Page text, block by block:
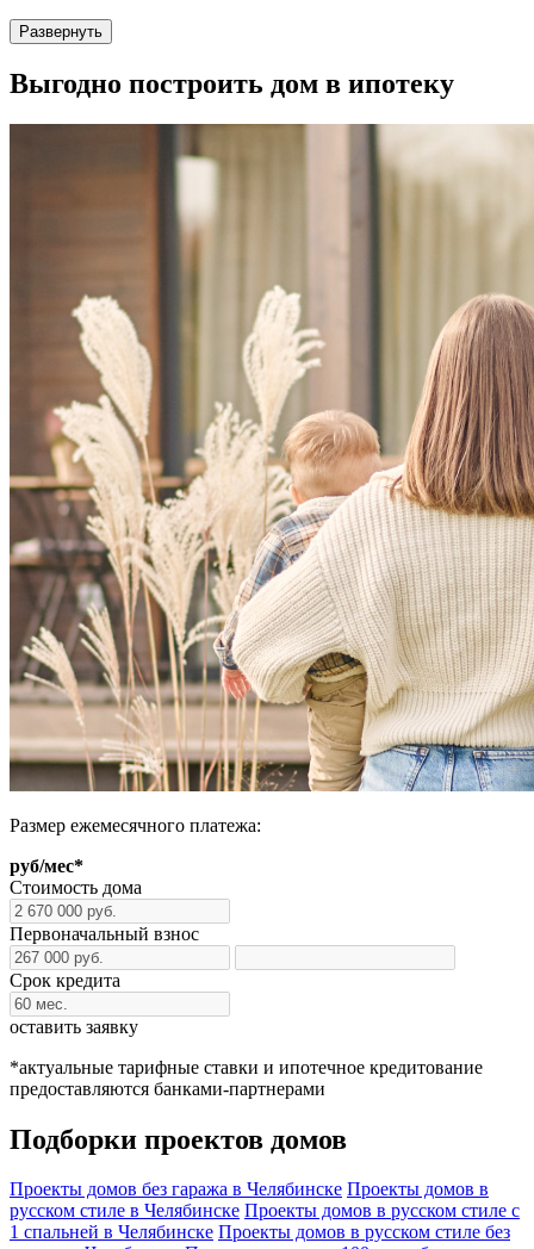
Развернуть
Выгодно построить дом в ипотеку
Размер ежемесячного платежа:
руб/мес*
Стоимость дома
Первоначальный взнос
Срок кредита
оставить заявку
*актуальные тарифные ставки и ипотечное кредитование
предоставляются банками-партнерами
Подборки проектов домов
Проекты домов без гаража в Челябинске Проекты домов в
русском стиле в Челябинске Проекты домов в русском стиле с
1 спальней в Челябинске Проекты домов в русском стиле без